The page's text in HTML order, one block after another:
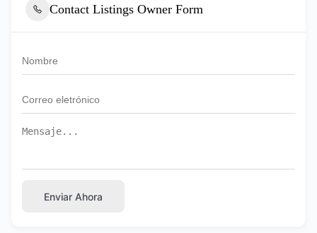
Contact Listings Owner Form
Enviar Ahora